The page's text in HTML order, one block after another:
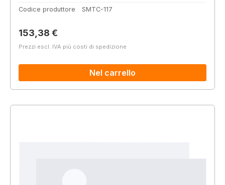
Codice produttore
SMTC-117
Prezzo normale:
153,38 €
Prezzi escl. IVA più costi di spedizione
Nel carrello